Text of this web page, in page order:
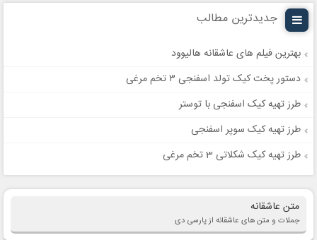
جدیدترین مطالب
بهترین فیلم های عاشقانه هالیوود
دستور پخت کیک تولد اسفنجی ۳ تخم مرغی
طرز تهیه کیک اسفنجی با توستر
طرز تهیه کیک سوپر اسفنجی
طرز تهیه کیک شکلاتی 3 تخم مرغی
متن عاشقانه
جملات و متن های عاشقانه از پارسی دی